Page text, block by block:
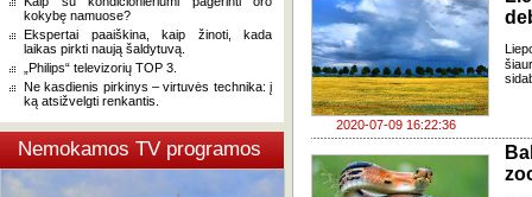
kokybę namuose?
Ekspertai paaiškina, kaip žinoti, kada
laikas pirkti naują šaldytuvą.
„Philips“ televizorių TOP 3.
Ne kasdienis pirkinys – virtuvės technika: į
ką atsižvelgti renkantis.
Nemokamos TV programos
2020-07-09 16:22:36